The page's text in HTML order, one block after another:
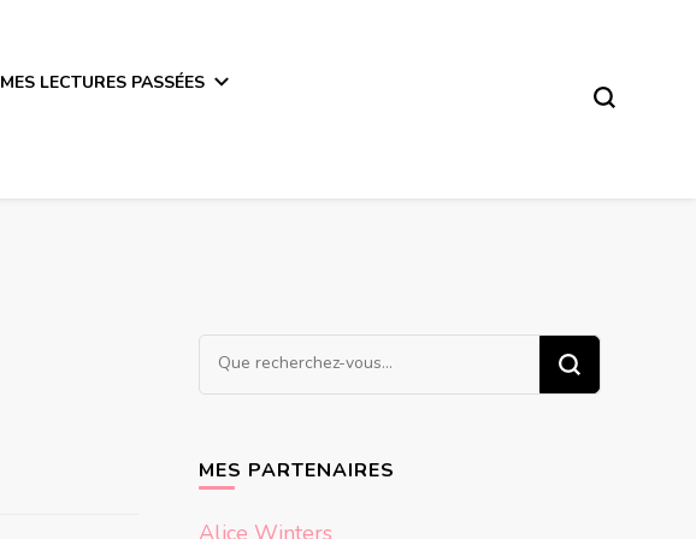
MES LECTURES PASSÉES
Vous
recherchiez
MES PARTENAIRES